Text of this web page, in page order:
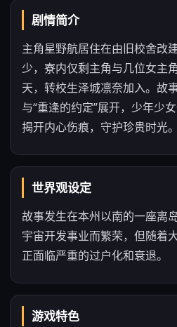
剧情简介
主角星野航居住在由旧校舍改
少，寮内仅剩主角与几位女主
天，转校生泽城凛奈加入。故
与“重逢的约定”展开，少年少
揭开内心伤痕，守护珍贵时光。
世界观设定
故事发生在本州以南的一座离
宇宙开发事业而繁荣，但随着
正面临严重的过户化和衰退。
游戏特色